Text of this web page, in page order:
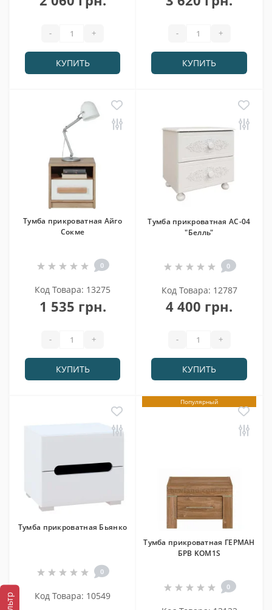
- +
КУПИТЬ
- +
КУПИТЬ
Тумба прикроватная Айго
Сокме
0
Код Товара: 13275
1 535 грн.
- +
КУПИТЬ
Тумба прикроватная АС-04
"Белль"
0
Код Товара: 12787
4 400 грн.
- +
КУПИТЬ
Тумба прикроватная Бьянко
0
Код Товара: 10549
Популярный
Тумба прикроватная ГЕРМАН
БРВ KOM1S
0